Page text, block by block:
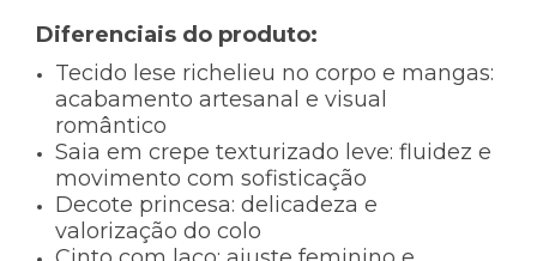
Diferenciais do produto:
Tecido lese richelieu no corpo e mangas:
acabamento artesanal e visual
romântico
Saia em crepe texturizado leve: fluidez e
movimento com sofisticação
Decote princesa: delicadeza e
valorização do colo